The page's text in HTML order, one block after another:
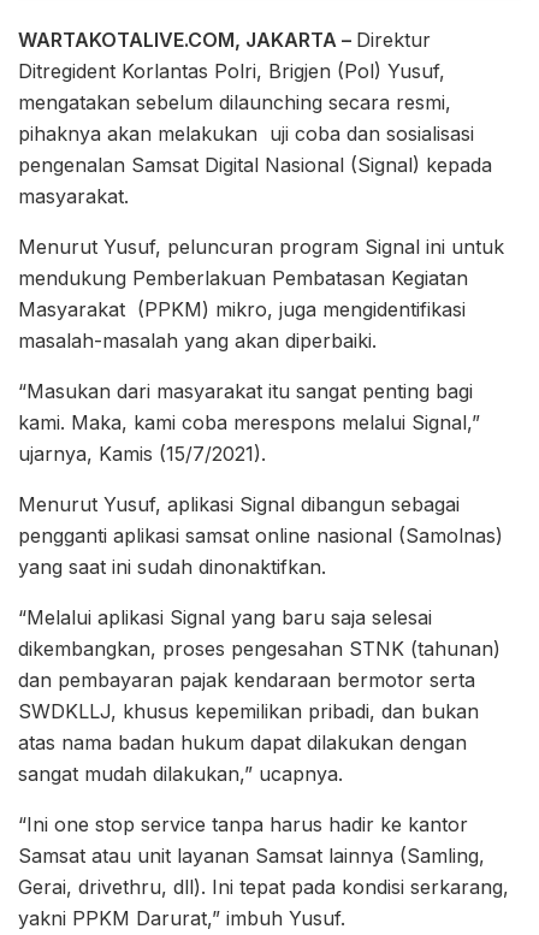
WARTAKOTALIVE.COM, JAKARTA – Direktur
Ditregident Korlantas Polri, Brigjen (Pol) Yusuf,
mengatakan sebelum dilaunching secara resmi,
pihaknya akan melakukan uji coba dan sosialisasi
pengenalan Samsat Digital Nasional (Signal) kepada
masyarakat.
Menurut Yusuf, peluncuran program Signal ini untuk
mendukung Pemberlakuan Pembatasan Kegiatan
Masyarakat (PPKM) mikro, juga mengidentifikasi
masalah-masalah yang akan diperbaiki.
“Masukan dari masyarakat itu sangat penting bagi
kami. Maka, kami coba merespons melalui Signal,”
ujarnya, Kamis (15/7/2021).
Menurut Yusuf, aplikasi Signal dibangun sebagai
pengganti aplikasi samsat online nasional (Samolnas)
yang saat ini sudah dinonaktifkan.
“Melalui aplikasi Signal yang baru saja selesai
dikembangkan, proses pengesahan STNK (tahunan)
dan pembayaran pajak kendaraan bermotor serta
SWDKLLJ, khusus kepemilikan pribadi, dan bukan
atas nama badan hukum dapat dilakukan dengan
sangat mudah dilakukan,” ucapnya.
“Ini one stop service tanpa harus hadir ke kantor
Samsat atau unit layanan Samsat lainnya (Samling,
Gerai, drivethru, dll). Ini tepat pada kondisi serkarang,
yakni PPKM Darurat,” imbuh Yusuf.